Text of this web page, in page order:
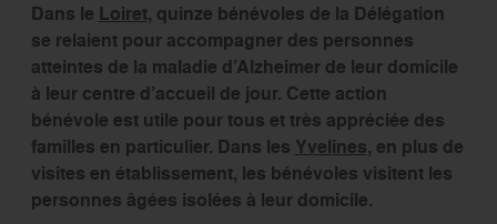
Dans le Loiret, quinze bénévoles de la Délégation
se relaient pour accompagner des personnes
atteintes de la maladie d’Alzheimer de leur domicile
à leur centre d’accueil de jour. Cette action
bénévole est utile pour tous et très appréciée des
familles en particulier. Dans les Yvelines, en plus de
visites en établissement, les bénévoles visitent les
personnes âgées isolées à leur domicile.